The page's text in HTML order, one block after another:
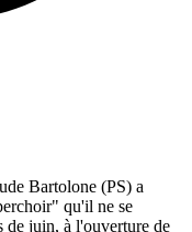
Bartolone (PS) a
qu'il ne se
de juin, à l'ouverture de